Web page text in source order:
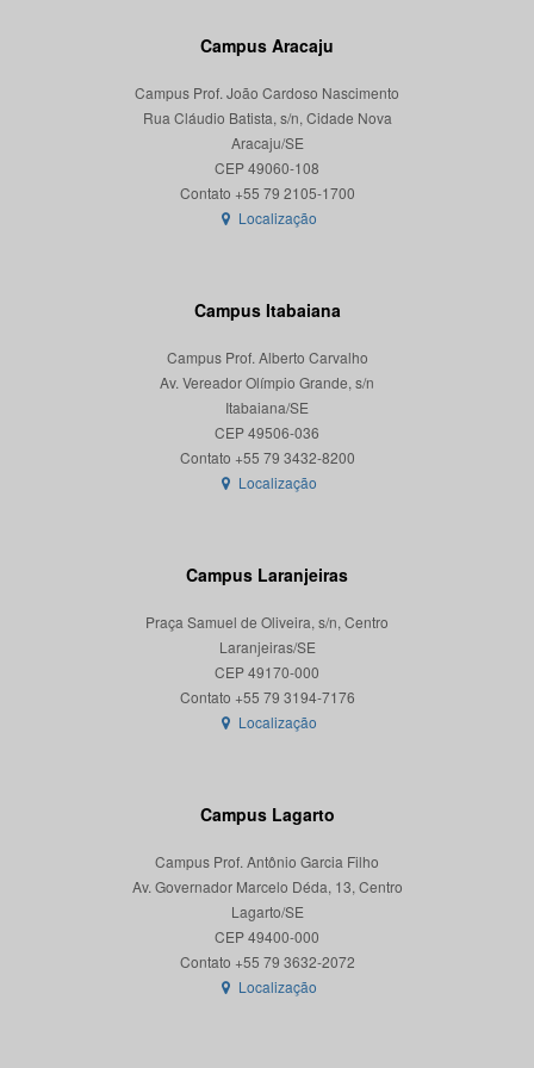
Campus Aracaju
Campus Prof. João Cardoso Nascimento
Rua Cláudio Batista, s/n, Cidade Nova
Aracaju/SE
CEP 49060-108
Localização
Campus Itabaiana
Campus Prof. Alberto Carvalho
Av. Vereador Olímpio Grande, s/n
Itabaiana/SE
CEP 49506-036
Localização
Campus Laranjeiras
Praça Samuel de Oliveira, s/n, Centro
Laranjeiras/SE
CEP 49170-000
Localização
Campus Lagarto
Campus Prof. Antônio Garcia Filho
Av. Governador Marcelo Déda, 13, Centro
Lagarto/SE
CEP 49400-000
Localização